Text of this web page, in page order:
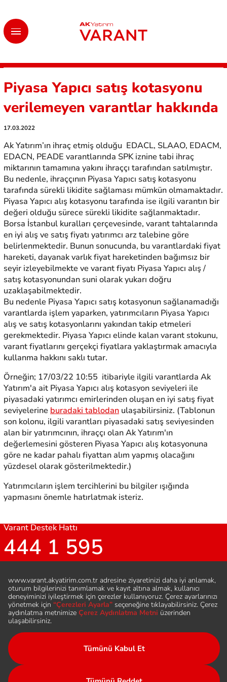
Piyasa Yapıcı satış kotasyonu
verilemeyen varantlar hakkında
17.03.2022
Ak Yatırım’ın ihraç etmiş olduğu EDACL, SLAAO, EDACM,
EDACN, PEADE varantlarında SPK iznine tabi ihraç
miktarının tamamına yakını ihraççı tarafından satılmıştır.
Bu nedenle, ihraççının Piyasa Yapıcı satış kotasyonu
tarafında sürekli likidite sağlaması mümkün olmamaktadır.
Piyasa Yapıcı alış kotasyonu tarafında ise ilgili varantın bir
değeri olduğu sürece sürekli likidite sağlanmaktadır.
Borsa İstanbul kuralları çerçevesinde, varant tahtalarında
en iyi alış ve satış fiyatı yatırımcı arz talebine göre
belirlenmektedir. Bunun sonucunda, bu varantlardaki fiyat
hareketi, dayanak varlık fiyat hareketinden bağımsız bir
seyir izleyebilmekte ve varant fiyatı Piyasa Yapıcı alış /
satış kotasyonundan suni olarak yukarı doğru
uzaklaşabilmektedir.
Bu nedenle Piyasa Yapıcı satış kotasyonun sağlanamadığı
varantlarda işlem yaparken, yatırımcıların Piyasa Yapıcı
alış ve satış kotasyonlarını yakından takip etmeleri
gerekmektedir. Piyasa Yapıcı elinde kalan varant stokunu,
varant fiyatlarını gerçekçi fiyatlara yaklaştırmak amacıyla
kullanma hakkını saklı tutar.
Örneğin; 17/03/22 10:55 itibariyle ilgili varantlarda Ak
Yatırım'a ait Piyasa Yapıcı alış kotasyon seviyeleri ile
piyasadaki yatırımcı emirlerinden oluşan en iyi satış fiyat
seviyelerine buradaki tablodan ulaşabilirsiniz. (Tablonun
son kolonu, ilgili varantları piyasadaki satış seviyesinden
alan bir yatırımcının, ihraççı olan Ak Yatırım'ın
değerlemesini gösteren Piyasa Yapıcı alış kotasyonuna
göre ne kadar pahalı fiyattan alım yapmış olacağını
yüzdesel olarak gösterilmektedir.)
Yatırımcıların işlem tercihlerini bu bilgiler ışığında
yapmasını önemle hatırlatmak isteriz.
Varant Destek Hattı
444 1 595
Bizi Takip Edin
Şubeler ve İletişim
Varant Nedir
Varant Broşürü
Sertifika Nedir ?
Sözlük
Çerez Aydınlatma Metni
KVKK Aydınlatma Metni